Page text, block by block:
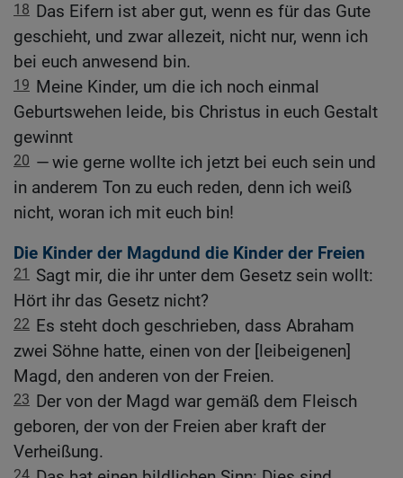
18 Das Eifern ist aber gut, wenn es für das Gute
geschieht, und zwar allezeit, nicht nur, wenn ich
bei euch anwesend bin.
19 Meine Kinder, um die ich noch einmal
Geburtswehen leide, bis Christus in euch Gestalt
gewinnt
20 — wie gerne wollte ich jetzt bei euch sein und
in anderem Ton zu euch reden, denn ich weiß
nicht, woran ich mit euch bin!
Die Kinder der Magdund die Kinder der Freien
21
Sagt mir, die ihr unter dem Gesetz sein wollt:
Hört ihr das Gesetz nicht?
22 Es steht doch geschrieben, dass Abraham
zwei Söhne hatte, einen von der [leibeigenen]
Magd, den anderen von der Freien.
23 Der von der Magd war gemäß dem Fleisch
geboren, der von der Freien aber kraft der
Verheißung.